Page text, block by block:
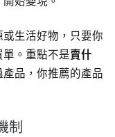
生活好物，只要你
單。重點不是賣什
產品，你推薦的產品
制